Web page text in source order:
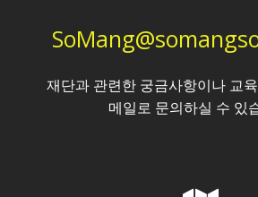
재단과 관련한 궁금사항이나 교
메일로 문의하실 수 있